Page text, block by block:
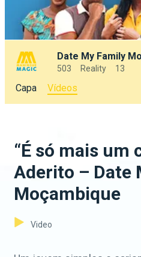
Date My Family
503 Reality 13
Capa Vídeos
“É só mais um
Aderito – Date
Moçambique
Video